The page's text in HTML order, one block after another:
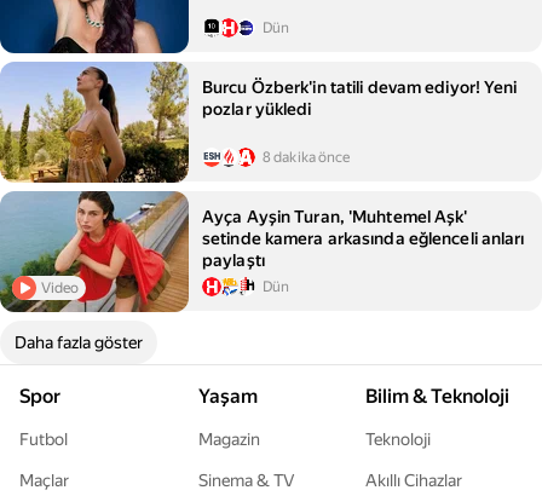
Dün
Burcu Özberk'in tatili devam ediyor! Yeni
pozlar yükledi
8 dakika önce
Video
Ayça Ayşin Turan, 'Muhtemel Aşk'
setinde kamera arkasında eğlenceli anları
paylaştı
Dün
Daha fazla göster
Spor
Futbol
Maçlar
Yaşam
Magazin
Sinema & TV
Bilim & Teknoloji
Teknoloji
Akıllı Cihazlar